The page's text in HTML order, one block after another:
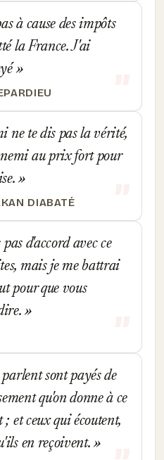
à cause des impôts
la France. J'ai
ne te dis pas la vérité,
au prix fort pour
DIABATÉ
d'accord avec ce
mais je me battrai
pour que vous
sont payés de
qu'on donne à ce
; et ceux qui écoutent,
en reçoivent.